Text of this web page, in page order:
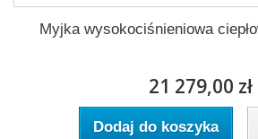
Myjka wysokociśnieniowa
21 279,00 zł
Dodaj do koszyka